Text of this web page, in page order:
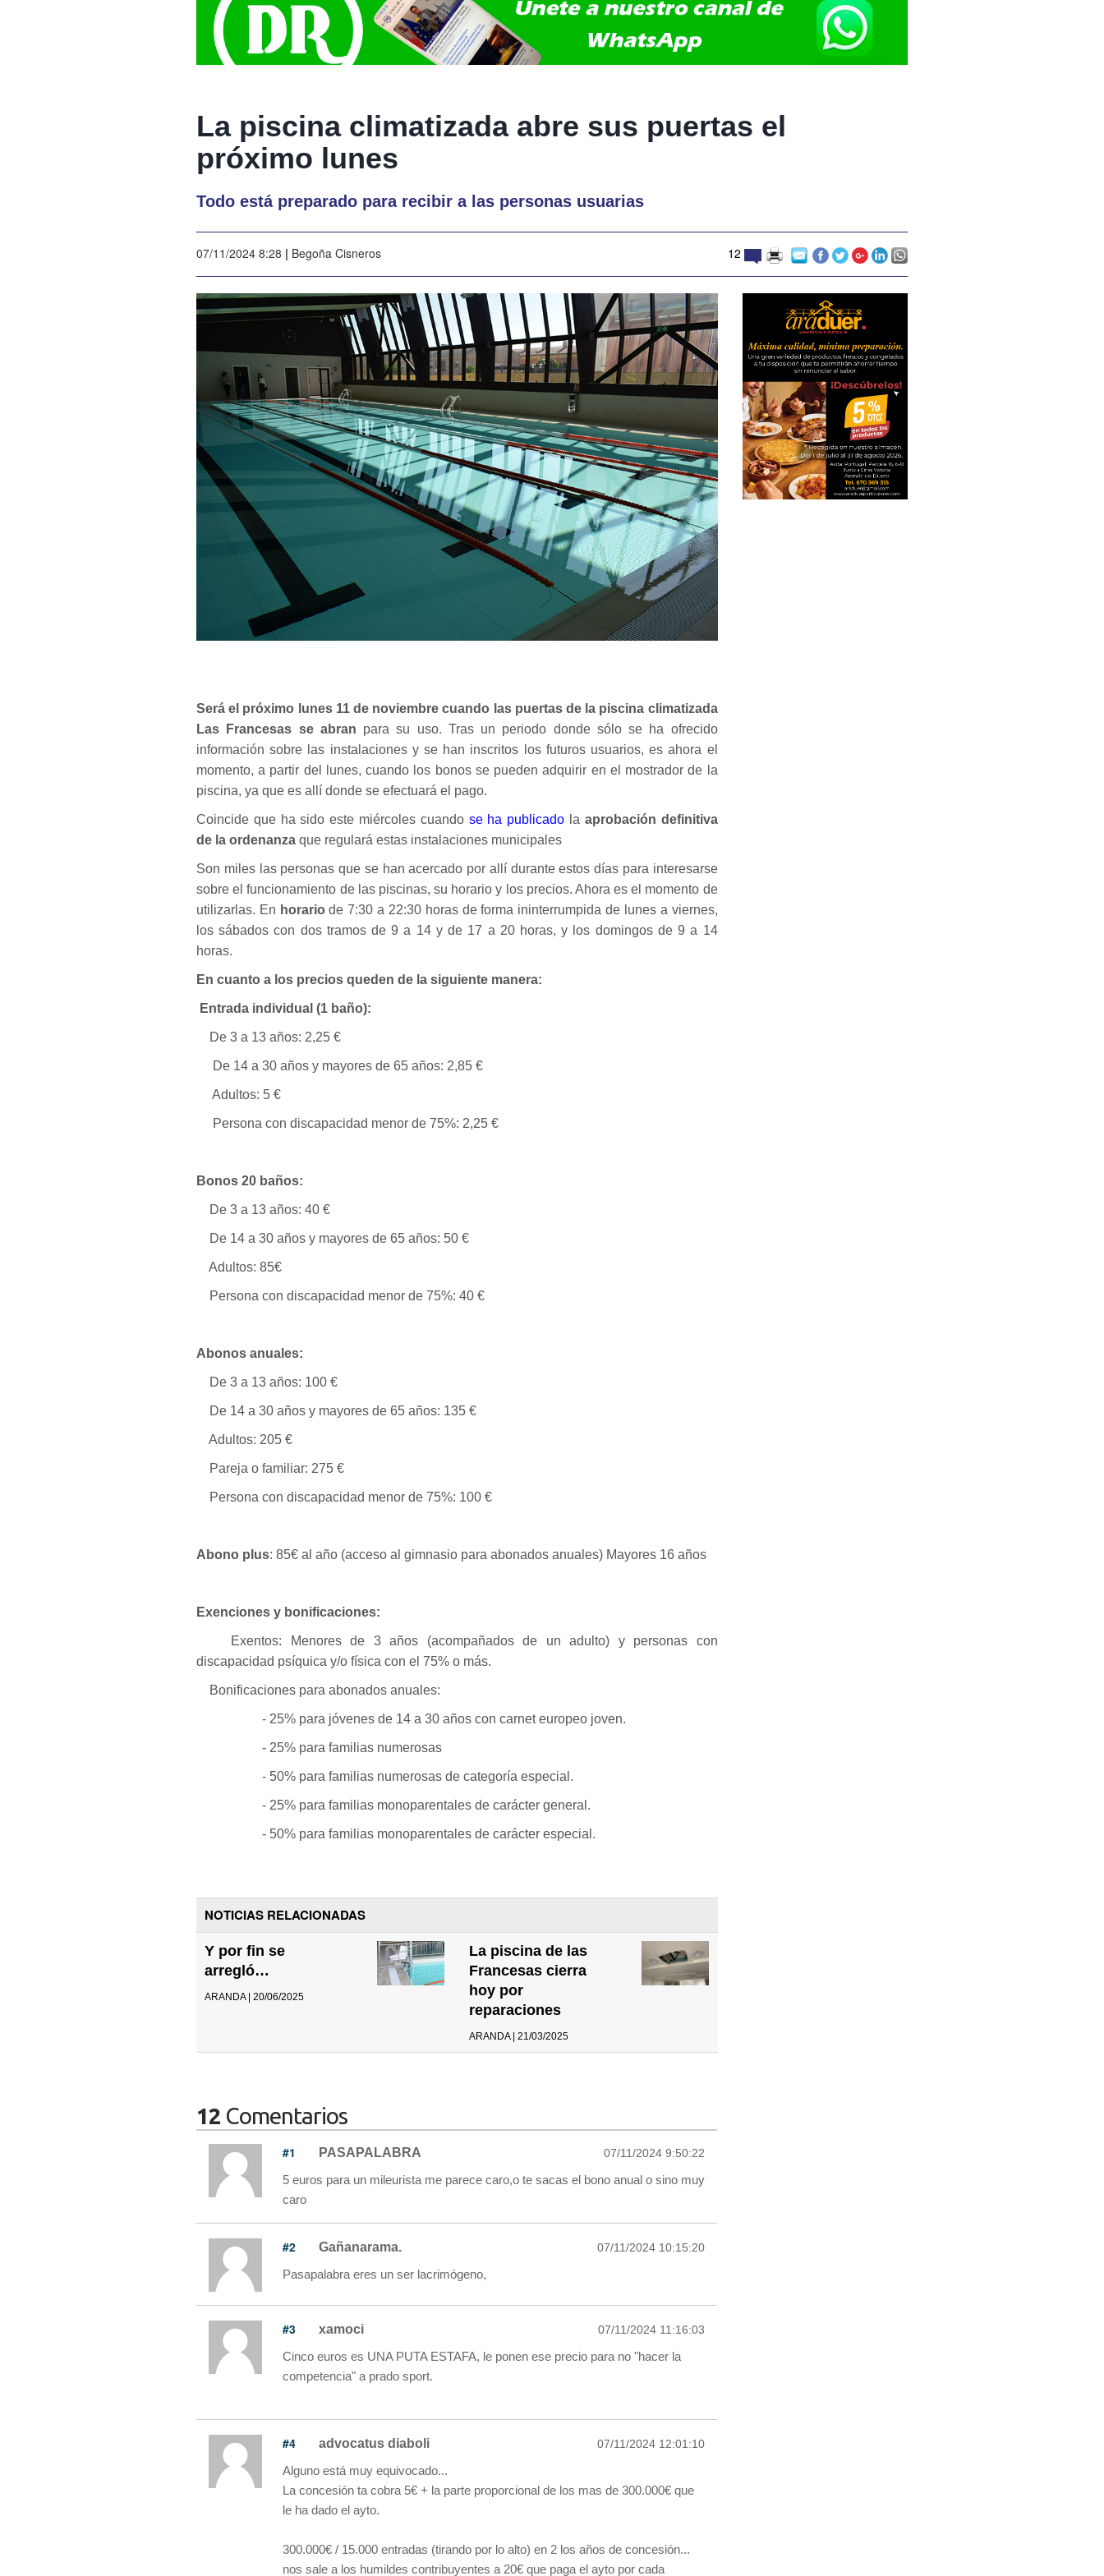
La piscina climatizada abre sus puertas el
próximo lunes
Todo está preparado para recibir a las personas usuarias
07/11/2024 8:28 | Begoña Cisneros 12
Será el próximo lunes 11 de noviembre cuando las puertas de la piscina climatizada
Las Francesas se abran para su uso. Tras un periodo donde sólo se ha ofrecido
información sobre las instalaciones y se han inscritos los futuros usuarios, es ahora el
momento, a partir del lunes, cuando los bonos se pueden adquirir en el mostrador de la
piscina, ya que es allí donde se efectuará el pago.
Coincide que ha sido este miércoles cuandose ha publicado la aprobación definitiva
de la ordenanza que regulará estas instalaciones municipales
Son miles las personas que se han acercado por allí durante estos días para interesarse
sobre el funcionamiento de las piscinas, su horario y los precios. Ahora es el momento de
utilizarlas. En horariode 7:30 a 22:30 horas de forma ininterrumpida de lunes a viernes,
los sábados con dos tramos de 9 a 14 y de 17 a 20 horas, y los domingos de 9 a 14
horas.
En cuanto a los precios queden de la siguiente manera:
Entrada individual (1 baño):
De 3 a 13 años: 2,25 €
De 14 a 30 años y mayores de 65 años: 2,85 €
Adultos: 5 €
Persona con discapacidad menor de 75%: 2,25 €
Bonos 20 baños:
De 3 a 13 años: 40 €
De 14 a 30 años y mayores de 65 años: 50 €
Adultos: 85€
Persona con discapacidad menor de 75%: 40 €
Abonos anuales:
De 3 a 13 años: 100 €
De 14 a 30 años y mayores de 65 años: 135 €
Adultos: 205 €
Pareja o familiar: 275 €
Persona con discapacidad menor de 75%: 100 €
Abono plus: 85€ al año (acceso al gimnasio para abonados anuales) Mayores 16 años
Exenciones y bonificaciones:
Exentos: Menores de 3 años (acompañados de un adulto) y personas con
discapacidad psíquica y/o física con el 75% o más.
Bonificaciones para abonados anuales:
- 25% para jóvenes de 14 a 30 años con carnet europeo joven.
- 25% para familias numerosas
- 50% para familias numerosas de categoría especial.
- 25% para familias monoparentales de carácter general.
- 50% para familias monoparentales de carácter especial.
NOTICIAS RELACIONADAS
Y por fin se
arregló…
ARANDA | 20/06/2025
La piscina de las
Francesas cierra
hoy por
reparaciones
ARANDA | 21/03/2025
12 Comentarios
#1 PASAPALABRA 07/11/2024 9:50:22
5 euros para un mileurista me parece caro,o te sacas el bono anual o sino muy
caro
#2 Gañanarama. 07/11/2024 10:15:20
Pasapalabra eres un ser lacrimógeno,
#3 xamoci 07/11/2024 11:16:03
Cinco euros es UNA PUTA ESTAFA, le ponen ese precio para no "hacer la
competencia" a prado sport.
#4 advocatus diaboli 07/11/2024 12:01:10
Alguno está muy equivocado...
La concesión ta cobra 5€ + la parte proporcional de los mas de 300.000€ que
le ha dado el ayto.
300.000€ / 15.000 entradas (tirando por lo alto) en 2 los años de concesión...
nos sale a los humildes contribuyentes a 20€ que paga el ayto por cada